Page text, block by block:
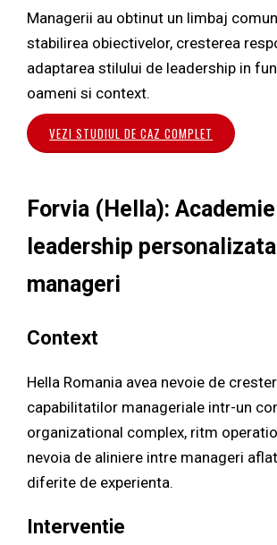
Managerii au obtinut un limbaj
stabilirea obiectivelor, cresterea
adaptarea stilului de leadership in
oameni si context.
VEZI STUDIUL DE CAZ COMPLET
Forvia (Hella):
leadership
manageri
Context
Hella Romania avea nevoie de
capabilitatilor manageriale intr-un
organizational complex, ritm
nevoia de aliniere intre manageri
diferite de experienta.
Interventie